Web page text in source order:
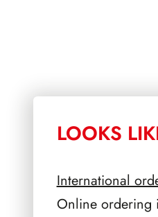
LOOKS
International
Online ordering